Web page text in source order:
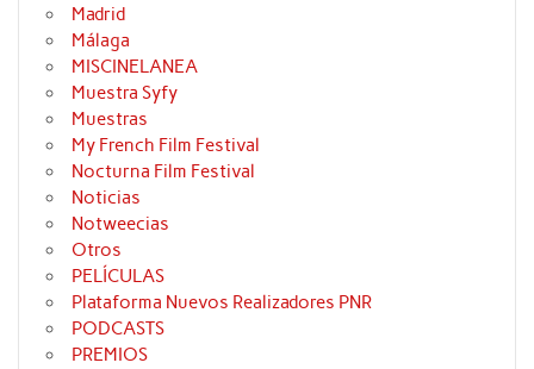
Madrid
Málaga
MISCINELANEA
Muestra Syfy
Muestras
My French Film Festival
Nocturna Film Festival
Noticias
Notweecias
Otros
PELÍCULAS
Plataforma Nuevos Realizadores PNR
PODCASTS
PREMIOS